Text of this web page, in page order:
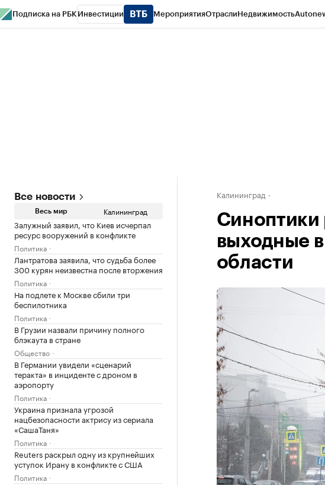
Подписка на РБК Инвестиции МероприятияОтраслиНедвижимость
Все новости
Весь мир Калининград
Залужный заявил, что Киев исчерпал
ресурс вооружений в конфликте
Политика
Лантратова заявила, что судьба более
300 курян неизвестна после вторжения
Политика
На подлете к Москве сбили три
беспилотника
Политика
В Грузии назвали причину полного
блэкаута в стране
Общество
В Германии увидели «сценарий
теракта» в инциденте с дроном в
аэропорту
Политика
Украина признала угрозой
нацбезопасности актрису из сериала
«СашаТаня»
Политика
Reuters раскрыл одну из крупнейших
уступок Ирану в конфликте с США
Политика
Калининград
Синоптики
выходные
области